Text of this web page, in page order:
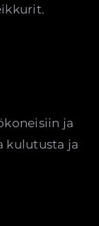
ja
kulutusta ja